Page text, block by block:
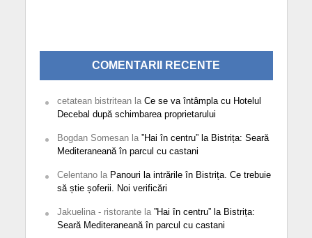
COMENTARII RECENTE
cetatean bistriteanla Ce se va întâmpla cu Hotelul
Decebal după schimbarea proprietarului
Bogdan Somesanla ”Hai în centru” la Bistrița: Seară
Mediteraneană în parcul cu castani
Celentanola Panouri la intrările în Bistrița. Ce trebuie
să știe șoferii. Noi verificări
Jakuelina - ristorantela ”Hai în centru” la Bistrița:
Seară Mediteraneană în parcul cu castani